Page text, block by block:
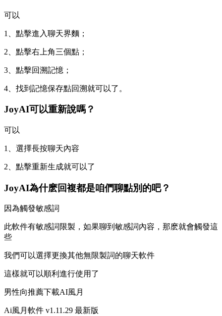
可以
1、點擊進入聊天界麵；
2、點擊右上角三個點；
3、點擊回溯記憶；
4、找到記憶保存點回溯就可以了。
JoyAI可以重新說嗎？
可以
1、選擇長按聊天內容
2、點擊重新生成就可以了
JoyAI為什麽回複都是咱們聊點別的吧？
因為觸發敏感詞
此軟件有敏感詞限製，如果聊到敏感詞內容，那麽就會觸發這
些
我們可以選擇更換其他無限製詞的聊天軟件
這樣就可以順利進行使用了
男性向推薦下載AI風月
Ai風月軟件 v1.11.29 最新版